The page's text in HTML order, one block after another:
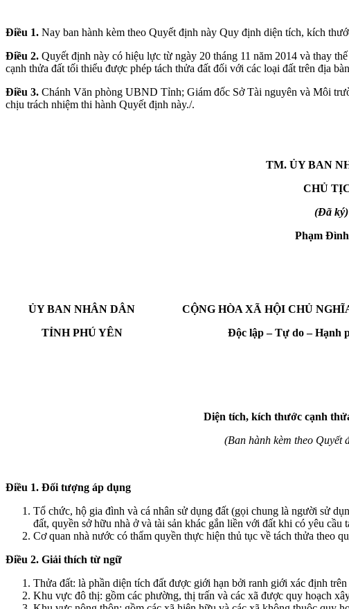
Điều 1. Nay ban hành kèm theo Quyết định này Quy định diện tích, kích
Điều 2. Quyết định này có hiệu lực từ ngày 20 tháng 11 năm 2014 và thay
cạnh thửa đất tối thiểu được phép tách thửa đất đối với các loại đất trên địa
Điều 3. Chánh Văn phòng UBND Tỉnh; Giám đốc Sở Tài nguyên và Môi
chịu trách nhiệm thi hành Quyết định này./.
TM. ỦY BAN
CHỦ
(Đã ký)
Phạm
ỦY BAN NHÂN DÂN
TỈNHPHÚ YÊN
CỘNG HÒA XÃ HỘI CHỦ
Độc lập – Tự do – Hạnh
Diện tích, kích thước cạnh
(Ban hành kèm theo
Điều 1. Đối tượng áp dụng
Tổ chức, hộ gia đình và cá nhân sử dụng đất (gọi chung là người sử
đất, quyền sở hữu nhà ở và tài sản khác gắn liền với đất khi có yêu cầu
Cơ quan nhà nước có thẩm quyền thực hiện thủ tục về tách thửa theo
Điều 2. Giải thích từ ngữ
Thửa đất: là phần diện tích đất được giới hạn bởi ranh giới xác định
Khu vực đô thị: gồm các phường, thị trấn và các xã được quy hoạch